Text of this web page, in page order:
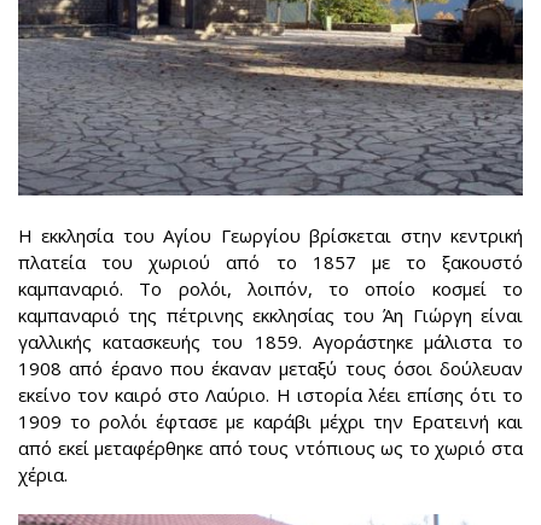
Η εκκλησία του Αγίου Γεωργίου βρίσκεται στην κεντρική
πλατεία του χωριού από το 1857 με το ξακουστό
καμπαναριό. Το ρολόι, λοιπόν, το οποίο κοσμεί το
καμπαναριό της πέτρινης εκκλησίας του Άη Γιώργη είναι
γαλλικής κατασκευής του 1859. Αγοράστηκε μάλιστα το
1908 από έρανο που έκαναν μεταξύ τους όσοι δούλευαν
εκείνο τον καιρό στο Λαύριο. Η ιστορία λέει επίσης ότι το
1909 το ρολόι έφτασε με καράβι μέχρι την Ερατεινή και
από εκεί μεταφέρθηκε από τους ντόπιους ως το χωριό στα
χέρια.